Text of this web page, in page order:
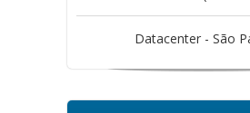
Datacenter - São